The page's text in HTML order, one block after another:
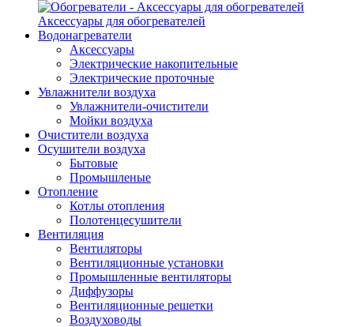
Аксессуары для обогревателей
Водонагреватели
Аксессуары
Электрические накопительные
Электрические проточные
Увлажнители воздуха
Увлажнители-очистители
Мойки воздуха
Очистители воздуха
Осушители воздуха
Бытовые
Промышленые
Отопление
Котлы отопления
Полотенцесушители
Вентиляция
Вентиляторы
Вентиляционные установки
Промышленные вентиляторы
Диффузоры
Вентиляционные решетки
Воздуховоды